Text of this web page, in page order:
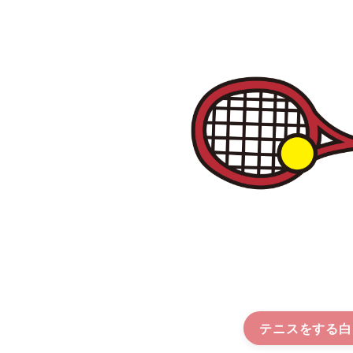
テニスをする